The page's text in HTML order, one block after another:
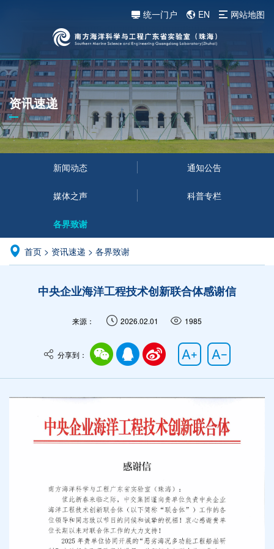
统一门户 EN 网站地图
资讯速递
新闻动态 通知公告
媒体之声 科普专栏
各界致谢
首页 > 资讯速递 > 各界致谢
中央企业海洋工程技术创新联合体感谢信
来源： 2026.02.01 1985
分享到：